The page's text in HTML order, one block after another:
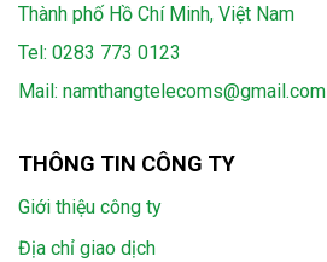
Thành phố Hồ Chí Minh, Việt Nam
Tel: 0283 773 0123
Mail: namthangtelecoms@gmail.com
THÔNG TIN CÔNG TY
Giới thiệu công ty
Địa chỉ giao dịch